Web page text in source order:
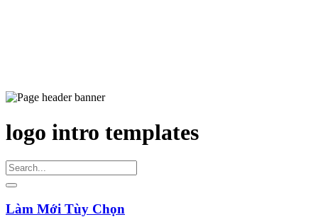
logo intro templates
Làm Mới Tùy Chọn